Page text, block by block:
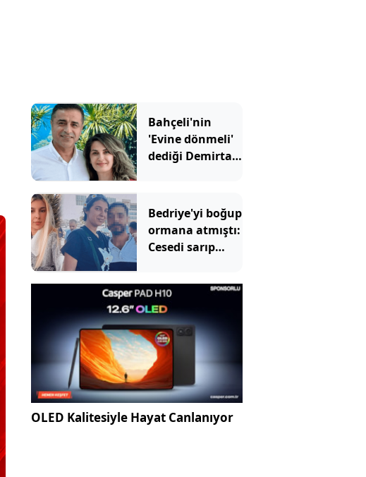
Bahçeli'nin
'Evine dönmeli'
dediği Demirtaş
şaşırtan sözler
Bedriye'yi boğup
ormana atmıştı:
Cesedi sarıp
bir saat sohbet
etmiş
OLED Kalitesiyle Hayat Canlanıyor